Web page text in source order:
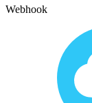
Webhook